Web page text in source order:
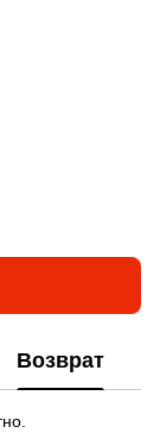
Возврат